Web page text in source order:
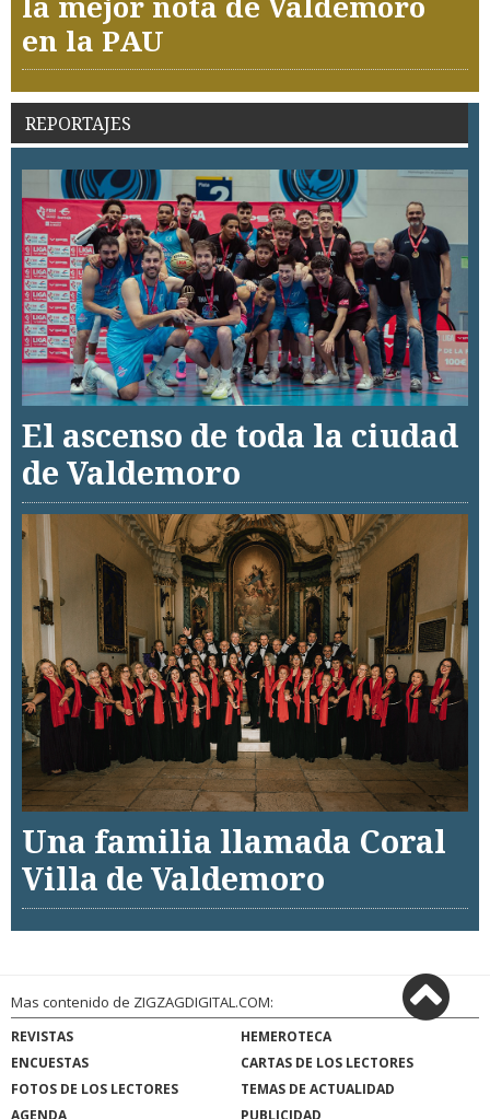
en la PAU
REPORTAJES
El ascenso de toda la ciudad
de Valdemoro
Una familia llamada Coral
Villa de Valdemoro
Mas contenido de ZIGZAGDIGITAL.COM:
REVISTAS
HEMEROTECA
ENCUESTAS
CARTAS DE LOS LECTORES
FOTOS DE LOS LECTORES
TEMAS DE ACTUALIDAD